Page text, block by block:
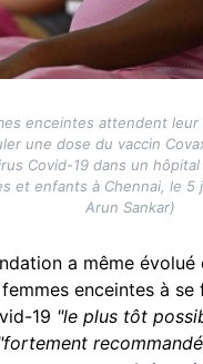
enceintes attendent
une dose du vaccin
Covid-19 dans un
et enfants à Chennai, le 5
Arun Sankar)
a même évolué
enceintes à se
19 "le plus tôt